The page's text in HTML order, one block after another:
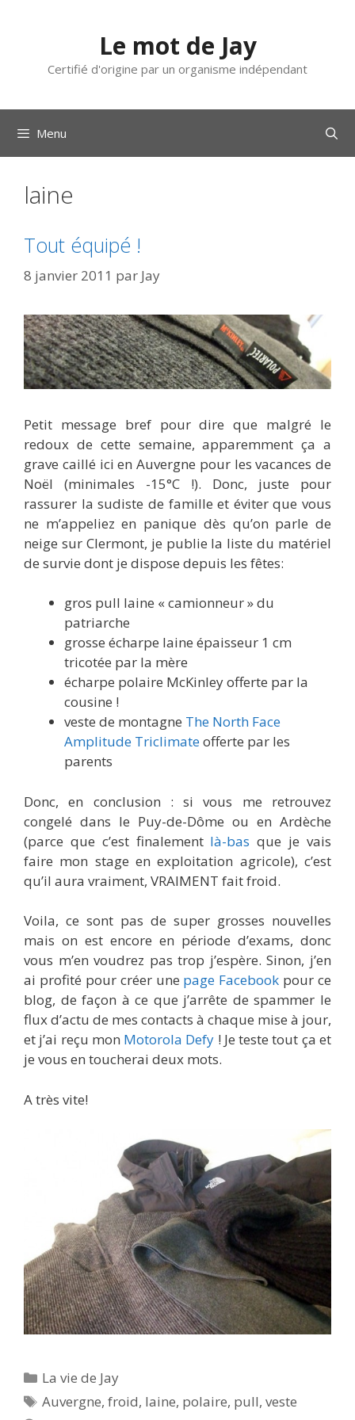
Le mot de Jay
Certifié d'origine par un organisme indépendant
Menu
laine
Tout équipé !
8 janvier 2011 par Jay
Petit message bref pour dire que malgré le
redoux de cette semaine, apparemment ça a
grave caillé ici en Auvergne pour les vacances de
Noël (minimales -15°C !). Donc, juste pour
rassurer la sudiste de famille et éviter que vous
ne m’appeliez en panique dès qu’on parle de
neige sur Clermont, je publie la liste du matériel
de survie dont je dispose depuis les fêtes:
gros pull laine « camionneur » du
patriarche
grosse écharpe laine épaisseur 1 cm
tricotée par la mère
écharpe polaire McKinley offerte par la
cousine !
veste de montagne The North Face
Amplitude Triclimateofferte par les
parents
Donc, en conclusion : si vous me retrouvez
congelé dans le Puy-de-Dôme ou en Ardèche
(parce que c’est finalement là-bas que je vais
faire mon stage en exploitation agricole), c’est
qu’il aura vraiment, VRAIMENT fait froid.
Voila, ce sont pas de super grosses nouvelles
mais on est encore en période d’exams, donc
vous m’en voudrez pas trop j’espère. Sinon, j’en
ai profité pour créer une page Facebook pour ce
blog, de façon à ce que j’arrête de spammer le
flux d’actu de mes contacts à chaque mise à jour,
et j’ai reçu mon Motorola Defy ! Je teste tout ça et
je vous en toucherai deux mots.
A très vite!
Catégories
La vie de Jay
Étiquettes
Auvergne,froid, laine, polaire, pull,veste